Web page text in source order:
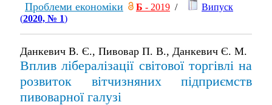
Проблеми економіки Б - 2019 /
Випуск
(2020, № 1)
Данкевич В. Є., Пивовар П. В., Данкевич Є. М.
Вплив лібералізації світової торгівлі на
розвиток вітчизняних підприємств
пивоварної галузі